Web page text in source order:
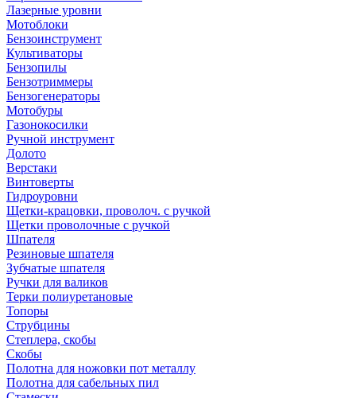
Лазерные уровни
Мотоблоки
Бензоинструмент
Культиваторы
Бензопилы
Бензотриммеры
Бензогенераторы
Мотобуры
Газонокосилки
Ручной инструмент
Долото
Верстаки
Винтоверты
Гидроуровни
Щетки-крацовки, проволоч. с ручкой
Щетки проволочные с ручкой
Шпателя
Резиновые шпателя
Зубчатые шпателя
Ручки для валиков
Терки полиуретановые
Топоры
Струбцины
Степлера, скобы
Скобы
Полотна для ножовки пот металлу
Полотна для сабельных пил